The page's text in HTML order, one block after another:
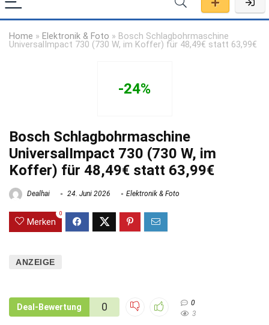
Home » Elektronik & Foto » Bosch Schlagbohrmaschine
UniversalImpact 730 (730 W, im Koffer) für 48,49€ statt 63,99€
-24%
Bosch Schlagbohrmaschine
UniversalImpact 730 (730 W, im
Koffer) für 48,49€ statt 63,99€
Dealhai 24. Juni 2026 Elektronik & Foto
Merken
0
ANZEIGE
Deal-Bewertung 0
0
3